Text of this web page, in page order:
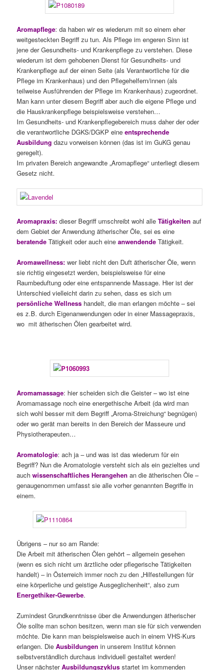
Aromapflege: da haben wir es wiederum mit so einem eher
weitgesteckten Begriff zu tun. Als Pflege im engeren Sinn ist
jene der Gesundheits- und Krankenpflege zu verstehen. Diese
wiederum ist dem gehobenen Dienst für Gesundheits- und
Krankenpflege auf der einen Seite (als Verantwortliche für die
Pflege im Krankenhaus) und den Pflegehelfern/innen (als
teilweise Ausführenden der Pflege im Krankenhaus) zugeordnet.
Man kann unter diesem Begriff aber auch die eigene Pflege und
die Hauskrankenpflege beispielsweise verstehen…
Im Gesundheits- und Krankenpflegebereich muss daher der oder
die verantwortliche DGKS/DGKP eineentsprechende
Ausbildung dazu vorweisen können (das ist im GuKG genau
geregelt).
Im privaten Bereich angewandte „Aromapflege“ unterliegt diesem
Gesetz nicht.
Aromapraxis: dieser Begriff umschreibt wohl alleTätigkeiten auf
dem Gebiet der Anwendung ätherischer Öle, sei es eine
beratende Tätigkeit oder auch eineanwendende Tätigkeit.
Aromawellness: wer liebt nicht den Duft ätherischer Öle, wenn
sie richtig eingesetzt werden, beispielsweise für eine
Raumbeduftung oder eine entspannende Massage. Hier ist der
Unterschied vielleicht darin zu sehen, dass es sich um
persönliche Wellness handelt, die man erlangen möchte – sei
es z.B. durch Eigenanwendungen oder in einer Massagepraxis,
wo mit ätherischen Ölen gearbeitet wird.
Aromamassage: hier scheiden sich die Geister – wo ist eine
Aromamassage noch eine energethische Arbeit (da wird man
sich wohl besser mit dem Begriff „Aroma-Streichung“ begnügen)
oder wo gerät man bereits in den Bereich der Masseure und
Physiotherapeuten…
Aromatologie: ach ja – und was ist das wiederum für ein
Begriff? Nun die Aromatologie versteht sich als ein gezieltes und
auchwissenschaftliches Herangehen an die ätherischen Öle –
genaugenommen umfasst sie alle vorher genannten Begriffe in
einem.
Übrigens – nur so am Rande:
Die Arbeit mit ätherischen Ölen gehört – allgemein gesehen
(wenn es sich nicht um ärztliche oder pflegerische Tätigkeiten
handelt) – in Österreich immer noch zu den „Hilfestellungen für
eine körperliche und geistige Ausgeglichenheit“, also zum
Energethiker-Gewerbe.
Zumindest Grundkenntnisse über die Anwendungen ätherischer
Öle sollte man schon besitzen, wenn man sie für sich verwenden
möchte. Die kann man beispielsweise auch in einem VHS-Kurs
erlangen. DieAusbildungen in unserem Institut können
selbstverständlich durchaus individuell gestaltet werden!
Unser nächsterAusbildungszyklus startet im kommenden